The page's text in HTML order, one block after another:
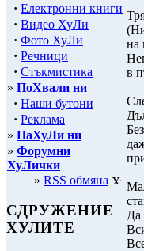
· Електронни книги
· Видео ХуЛи
· Фото ХуЛи
· Речници
· Стъкмистика
» ПоХвали ни
· Наши бутони
· Реклама
» НаХуЛи ни
» Форумни
ХуЛички
» RSS обмяна
СДРУЖЕНИЕ
ХУЛИТЕ
на
в
Да